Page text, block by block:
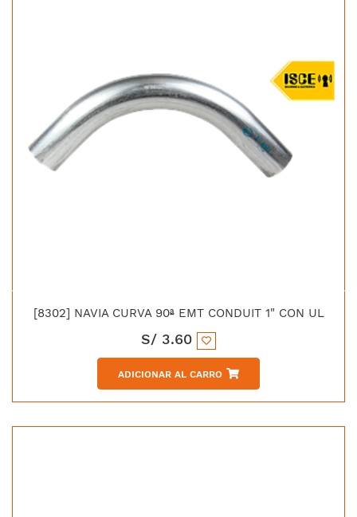
[8302] NAVIA CURVA 90ª EMT CONDUIT 1" CON UL
S/ 3.60
ADICIONAR AL CARRO